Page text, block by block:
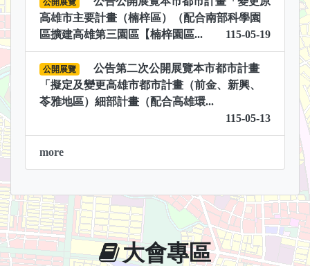
公開展覽
高雄市主要計畫（楠梓區）（配合南部科學園
區擴建高雄第三園區【楠梓園區...
115-05-19
公開展覽
公告第二次公開展覽本市都市計畫
「擬定及變更高雄市都市計畫（前金、新興、
苓雅地區）細部計畫（配合高雄環...
115-05-13
more
大會專區